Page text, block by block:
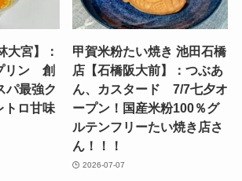
大宮】：
リン 創
パ最強ク
トロ甘味
甲賀米粉たい焼き 池田石橋
店【石橋阪大前】：つぶあ
ん、カスタード 7/7七夕オ
ープン！国産米粉100％グ
ルテンフリーたい焼き店さ
ん！！！
2026-07-07